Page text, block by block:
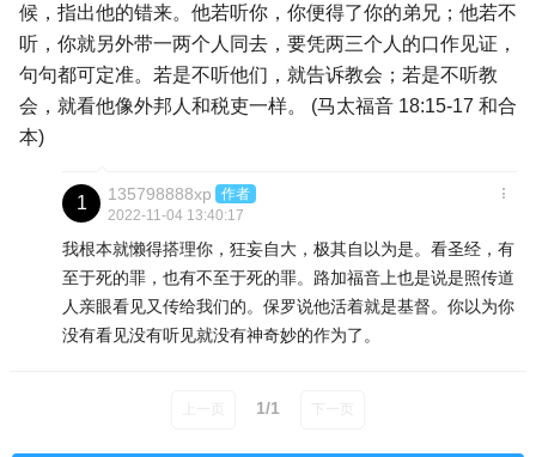
候，指出他的错来。他若听你，你便得了你的弟兄；他若不
听，你就另外带一两个人同去，要凭两三个人的口作见证，
句句都可定准。若是不听他们，就告诉教会；若是不听教
会，就看他像外邦人和税吏一样。 (马太福音 18:15-17 和合
本)
135798888xp
作者
2022-11-04 13:40:17
我根本就懒得搭理你，狂妄自大，极其自以为是。看圣经，有
至于死的罪，也有不至于死的罪。路加福音上也是说是照传道
人亲眼看见又传给我们的。保罗说他活着就是基督。你以为你
没有看见没有听见就没有神奇妙的作为了。
1/1